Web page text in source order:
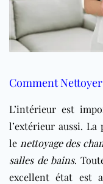
Comment
L’intérieur est
l’extérieur aussi.
le nettoyage des
salles de bains.
excellent état est